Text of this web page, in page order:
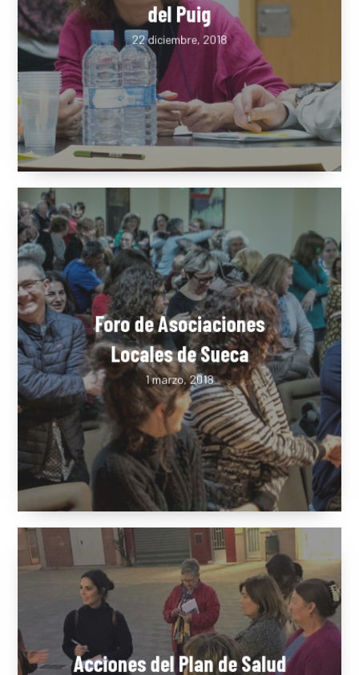
Segundo Consejo Vecinal
del Puig
22 diciembre, 2018
Foro de Asociaciones
Locales de Sueca
1 marzo, 2018
La Dula
C/Poeta Alberola, 23-21
46018 València.
670 304 273
VLC
CAS